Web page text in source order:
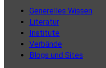
Generelles Wissen
Literatur
Institute
Verbände
Blogs und Sites